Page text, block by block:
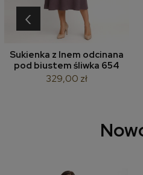
Sukienka z lnem odcinana
pod biustem śliwka 654
329,00 zł
‹